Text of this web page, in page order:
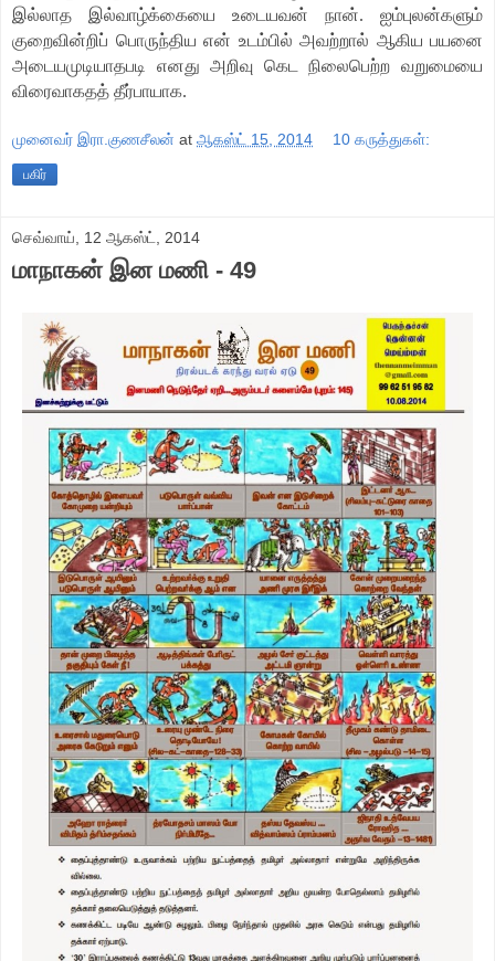
இல்லாத இல்வாழ்க்கையை உடையவன் நான். ஐம்புலன்களும்
குறைவின்றிப் பொருந்திய என் உடம்பில் அவற்றால் ஆகிய பயனை
அடையமுடியாதபடி எனது அறிவு கெட நிலைபெற்ற வறுமையை
விரைவாகதத் தீர்பாயாக.
முனைவர் இரா.குணசீலன் at ஆகஸ்ட் 15, 2014 10 கருத்துகள்:
பகிர்
செவ்வாய், 12 ஆகஸ்ட், 2014
மாநாகன் இன மணி - 49